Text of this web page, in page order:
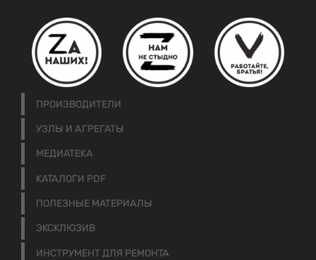
ПРОИЗВОДИТЕЛИ
УЗЛЫ И АГРЕГАТЫ
МЕДИАТЕКА
КАТАЛОГИ PDF
ПОЛЕЗНЫЕ МАТЕРИАЛЫ
ЭКСКЛЮЗИВ
ИНСТРУМЕНТ ДЛЯ РЕМОНТА